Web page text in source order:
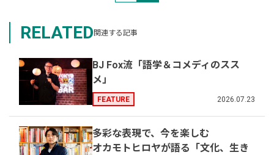
RELATED 関連する記事
BJ Fox流「語学＆コメディのスス
メ」
FEATURE 2026.07.23
多彩な表現で、今を楽しむ
オカモトヒロヤが語る「文化、生き